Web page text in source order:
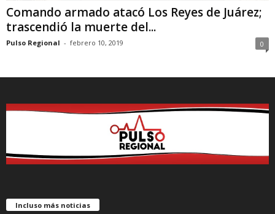
Comando armado atacó Los Reyes de Juárez;
trascendió la muerte del...
Pulso Regional - febrero 10, 2019 0
Incluso más noticias